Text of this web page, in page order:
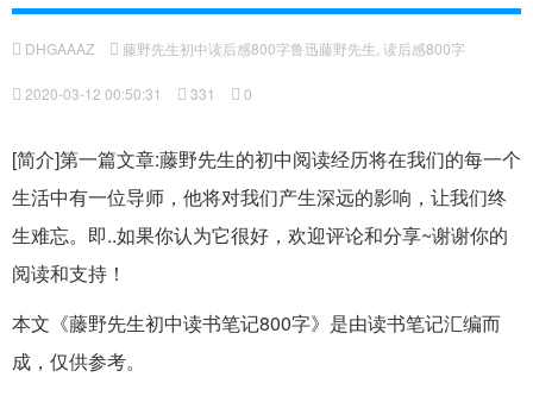
DHGAAAZ 藤野先生初中读后感800字鲁迅藤野先生 读后感800字
2020-03-12 00:50:31 331 0
[简介]第一篇文章:藤野先生的初中阅读经历将在我们的每一个
生活中有一位导师，他将对我们产生深远的影响，让我们终
生难忘。即..如果你认为它很好，欢迎评论和分享~谢谢你的
阅读和支持！
本文《藤野先生初中读书笔记800字》是由读书笔记汇编而
成，仅供参考。